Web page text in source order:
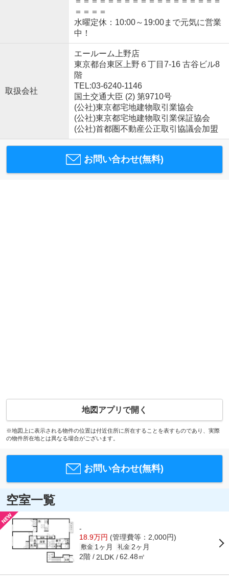
＝＝＝＝
水曜定休：10:00～19:00まで元気に営業
中！
取扱会社
エールーム上野店
東京都台東区上野６丁目7-16 古谷ビル8
階
TEL:03-6240-1146
国土交通大臣 (2) 第9710号
(公社)東京都宅地建物取引業協会
(公社)東京都宅地建物取引業保証協会
(公社)首都圏不動産公正取引協議会加盟
お問い合わせ(無料)
地図アプリで開く
※地図上に表示される物件の位置は付近住所に所在することを表すものであり、実際
の物件所在地とは異なる場合がございます。
お問い合わせ(無料)
空室一覧
-
18.9万円 (管理費等：2,000円)
敷金 1ヶ月 礼金 2ヶ月
2階 2LDK 62.48㎡